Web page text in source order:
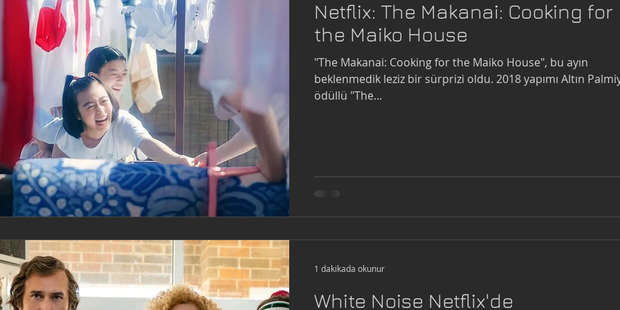
Netflix: The Makanai: Cooking for
the Maiko House
"The Makanai: Cooking for the Maiko House", bu ayın
beklenmedik leziz bir sürprizi oldu. 2018 yapımı Altın
ödüllü "The...
White Noise Netflix'de
1 dakikada okunur